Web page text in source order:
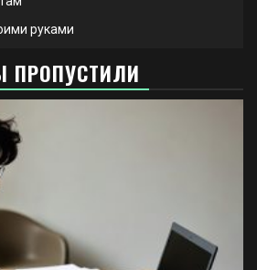
руками
ПРОПУСТИЛИ